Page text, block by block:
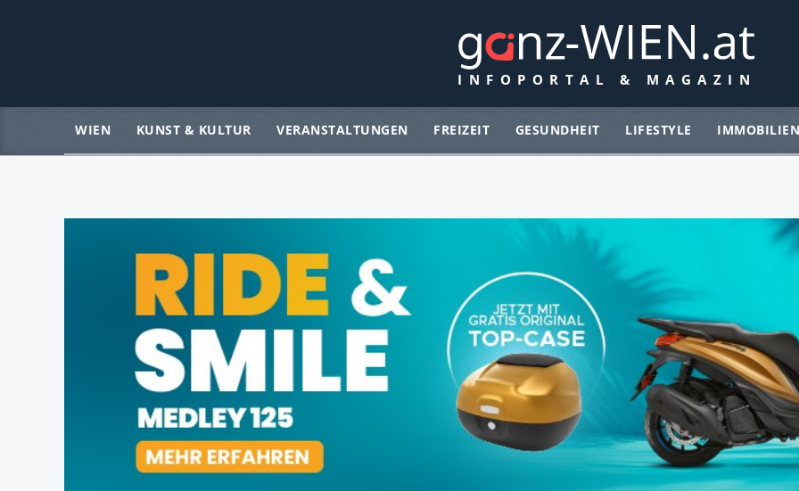
WIEN KUNST & KULTUR VERANSTALTUNGEN FREIZEIT GESUNDHEIT LIFESTYLE